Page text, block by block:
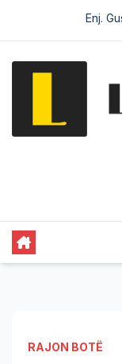
Enj.
RAJON BOTË